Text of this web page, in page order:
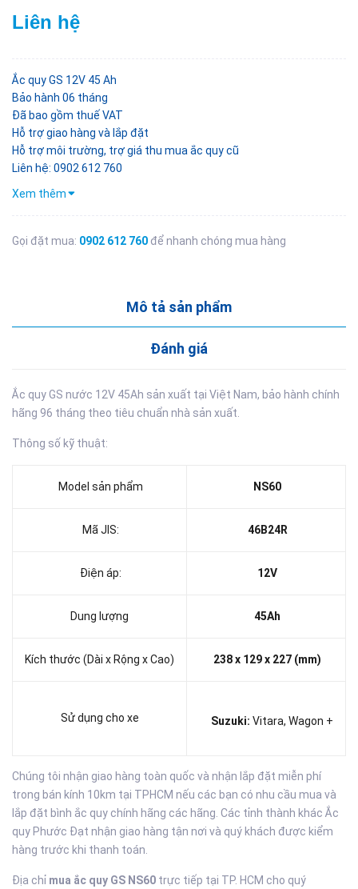
Liên hệ
Ắc quy GS 12V 45 Ah
Bảo hành 06 tháng
Đã bao gồm thuế VAT
Hỗ trợ giao hàng và lắp đặt
Hỗ trợ môi trường, trợ giá thu mua ắc quy cũ
Liên hệ: 0902 612 760
Xem thêm
Gọi đặt mua: 0902 612 760 để nhanh chóng mua hàng
Mô tả sản phẩm
Đánh giá
Ắc quy GS nước 12V 45Ah sản xuất tại Việt Nam, bảo hành chính
hãng 96 tháng theo tiêu chuẩn nhà sản xuất.
Thông số kỹ thuật:
Model sản phẩm NS60
Mã JIS: 46B24R
Điện áp: 12V
Dung lượng 45Ah
Kích thước (Dài x Rộng x Cao) 238 x 129 x 227 (mm)
Sử dụng cho xe Suzuki: Vitara, Wagon +
Chúng tôi nhận giao hàng toàn quốc và nhận lắp đặt miễn phí
trong bán kính 10km tại TPHCM nếu các bạn có nhu cầu mua và
lắp đặt bình ắc quy chính hãng các hãng. Các tỉnh thành khác Ắc
quy Phước Đạt nhận giao hàng tận nơi và quý khách được kiểm
hàng trước khi thanh toán.
Địa chỉ mua ắc quy GS NS60 trực tiếp tại TP. HCM cho quý